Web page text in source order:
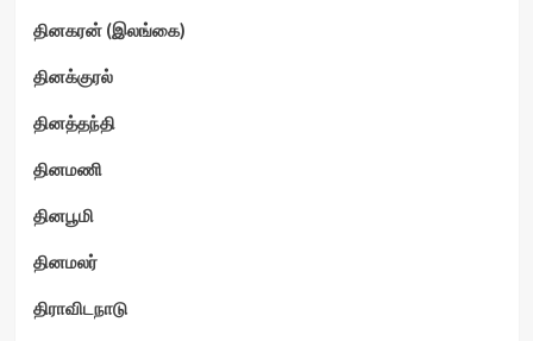
தினகரன் (இலங்கை)
தினக்குரல்
தினத்தந்தி
தினமணி
தினபூமி
தினமலர்
திராவிடநாடு